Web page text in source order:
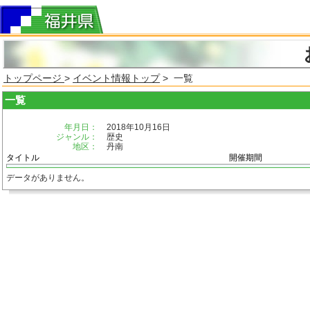
トップページ > イベント情報トップ> 一覧
一覧
年月日：
2018年10月16日
ジャンル：
歴史
地区：
丹南
タイトル
開催期間
データがありません。